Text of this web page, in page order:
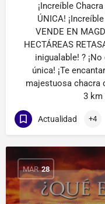
¡Increíble
ÚNICA!
VENDE EN
HECTÁREAS
inigualable! ?
única! ¡Te
majestuosa chacra
3 km
Actualidad +4
MAR 28